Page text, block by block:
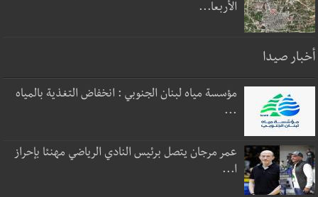
الأربعا...
أخبار صيدا
مؤسسة مياه لبنان الجنوبي : انخفاض التغذية بالمياه
...
عمر مرجان يتصل برئيس النادي الرياضي مهنئا بإحراز
ا...